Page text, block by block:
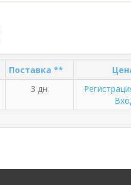
Поставка **
3 дн.